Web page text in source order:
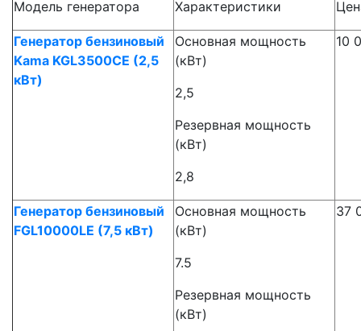
Модель генератора Характеристики
Генератор бензиновый
Kama KGL3500CE (2,5
кВт)
Основная мощность
(кВт)
2,5
Резервная мощность
(кВт)
2,8
10
Генератор бензиновый
FGL10000LE (7,5 кВт)
Основная мощность
(кВт)
7.5
Резервная мощность
(кВт)
37